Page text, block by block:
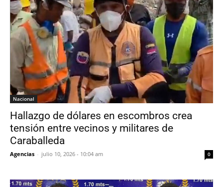
Nacional
Hallazgo de dólares en escombros crea
tensión entre vecinos y militares de
Caraballeda
Agencias - julio 10, 2026 - 10:04 am 0